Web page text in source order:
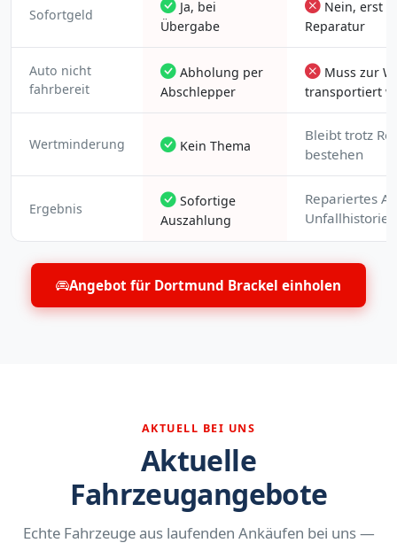
Sofortgeld
Ja, bei
Übergabe
Nein, erst
Reparatur
Auto nicht
fahrbereit
Abholung per
Abschlepper
Muss zur
transportiert
Wertminderung Kein Thema
Bleibt trotz
bestehen
Ergebnis
Sofortige
Auszahlung
Repariertes
Unfallhistorie
Angebot für Dortmund Brackel einholen
AKTUELL BEI UNS
Aktuelle
Fahrzeugangebote
Echte Fahrzeuge aus laufenden Ankäufen bei uns —